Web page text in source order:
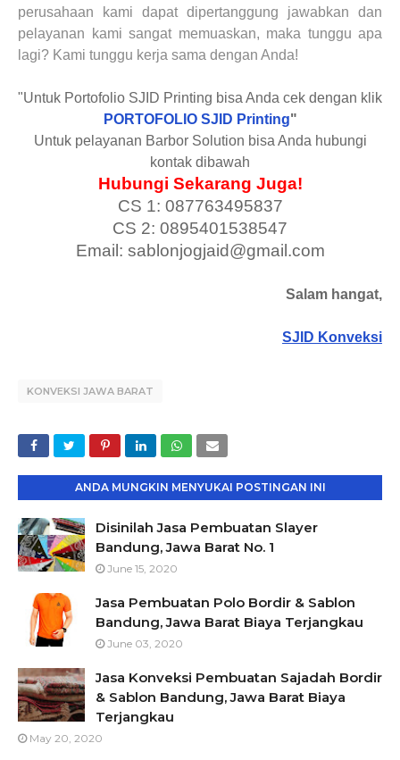
perusahaan kami dapat dipertanggung jawabkan dan
pelayanan kami sangat memuaskan, maka tunggu apa
lagi? Kami tunggu kerja sama dengan Anda!
"Untuk Portofolio SJID Printing bisa Anda cek dengan klik
PORTOFOLIO SJID Printing"
Untuk pelayanan Barbor Solution bisa Anda hubungi
kontak dibawah
Hubungi Sekarang Juga!
CS 1: 087763495837
CS 2: 0895401538547
Email: sablonjogjaid@gmail.com
Salam hangat,
SJID Konveksi
KONVEKSI JAWA BARAT
ANDA MUNGKIN MENYUKAI POSTINGAN INI
Disinilah Jasa Pembuatan Slayer
Bandung, Jawa Barat No. 1
June 15, 2020
Jasa Pembuatan Polo Bordir & Sablon
Bandung, Jawa Barat Biaya Terjangkau
June 03, 2020
Jasa Konveksi Pembuatan Sajadah Bordir
& Sablon Bandung, Jawa Barat Biaya
Terjangkau
May 20, 2020